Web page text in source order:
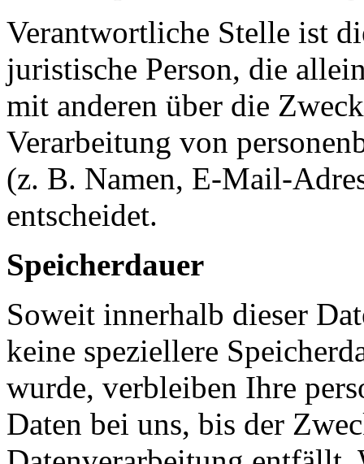
Verantwortliche Stelle ist
juristische Person, die
mit anderen über die
Verarbeitung von
(z. B. Namen, E-Mail-
entscheidet.
Speicherdauer
Soweit innerhalb dieser
keine speziellere
wurde, verbleiben Ihre
Daten bei uns, bis der